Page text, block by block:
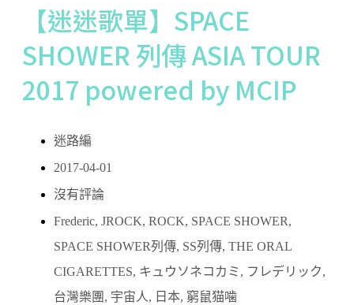
【迷迷歌單】SPACE
SHOWER 列傳 ASIA TOUR
2017 powered by MCIP
迷路編
2017-04-01
沒有評論
Frederic, JROCK, ROCK, SPACE SHOWER,
SPACE SHOWER列傳, SS列傳, THE ORAL
CIGARETTES, キュウソネコカミ , フレデリック,
台灣樂團 , 宇宙人, 日本, 窮鼠猫噛